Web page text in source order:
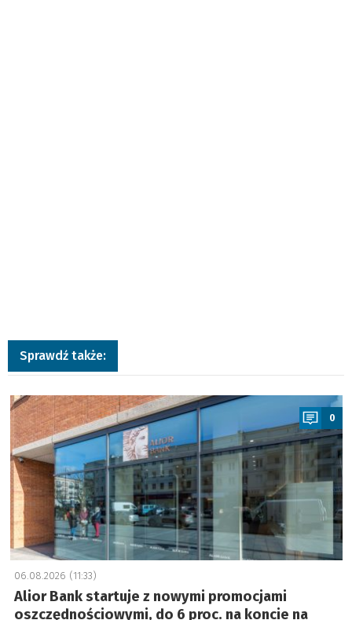
Sprawdź także:
a
0
06.08.2026 (11:33)
Alior Bank startuje z nowymi promocjami
oszczędnościowymi, do 6 proc. na koncie na